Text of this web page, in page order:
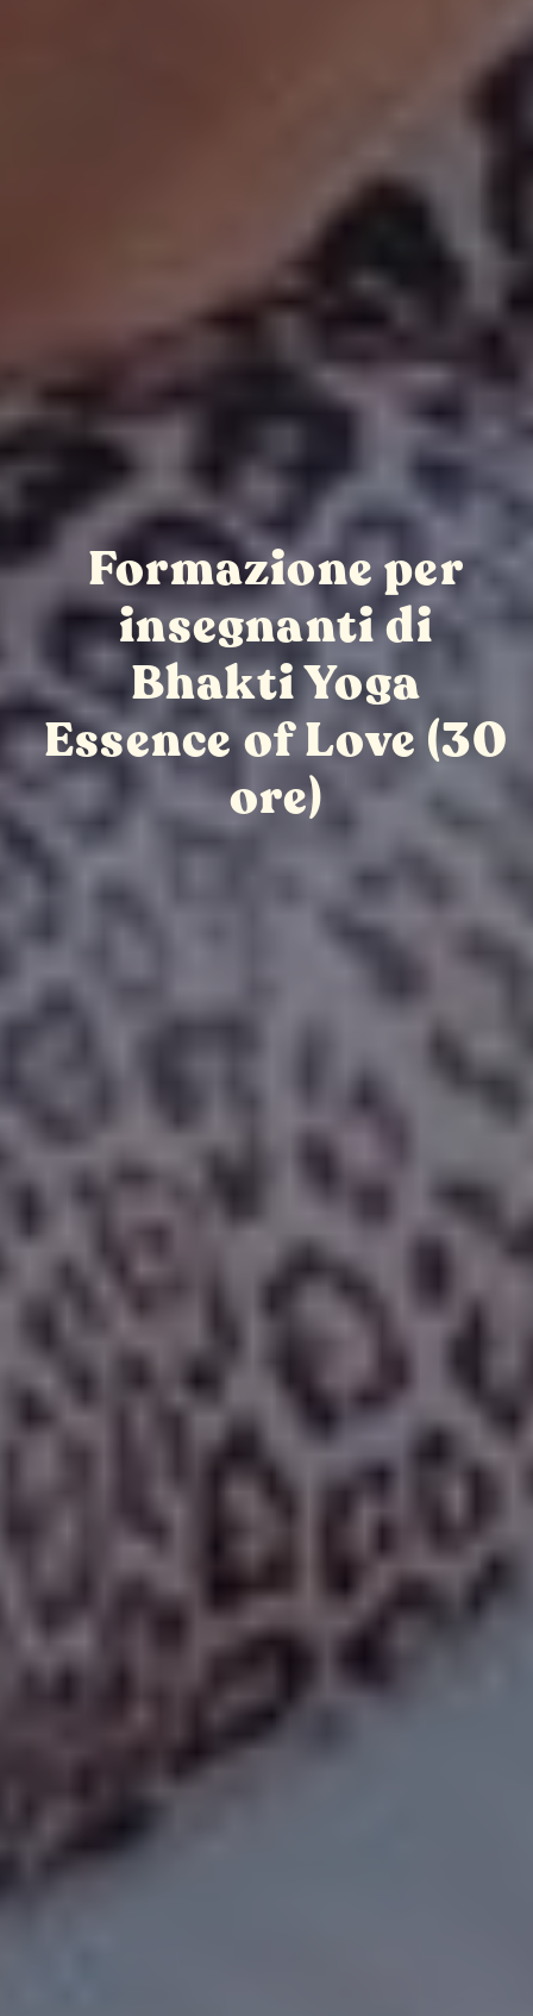
Formazione per
insegnanti di
Bhakti Yoga
Essence of Love (30
ore)